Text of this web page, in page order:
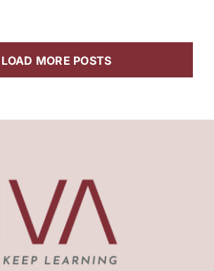
LOAD MORE POSTS